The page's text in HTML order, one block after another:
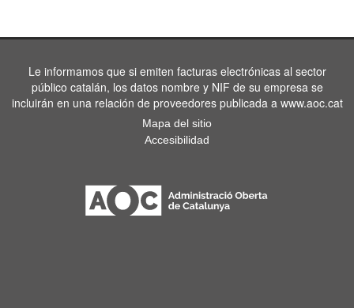
Le informamos que si emiten facturas electrónicas al sector
público catalán, los datos nombre y NIF de su empresa se
incluirán en una relación de proveedores publicada a www.aoc.cat
Mapa del sitio
Accesibilidad